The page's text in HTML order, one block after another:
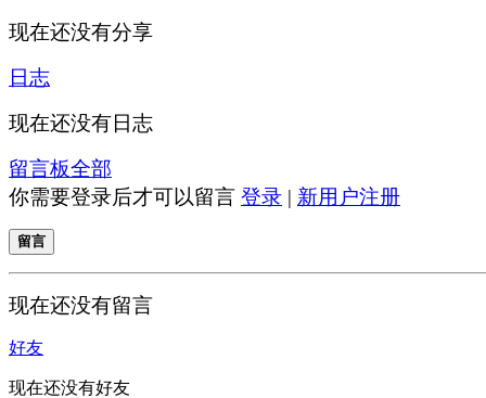
现在还没有分享
日志
现在还没有日志
留言板全部
你需要登录后才可以留言 登录 | 新用户注册
留言
现在还没有留言
好友
现在还没有好友